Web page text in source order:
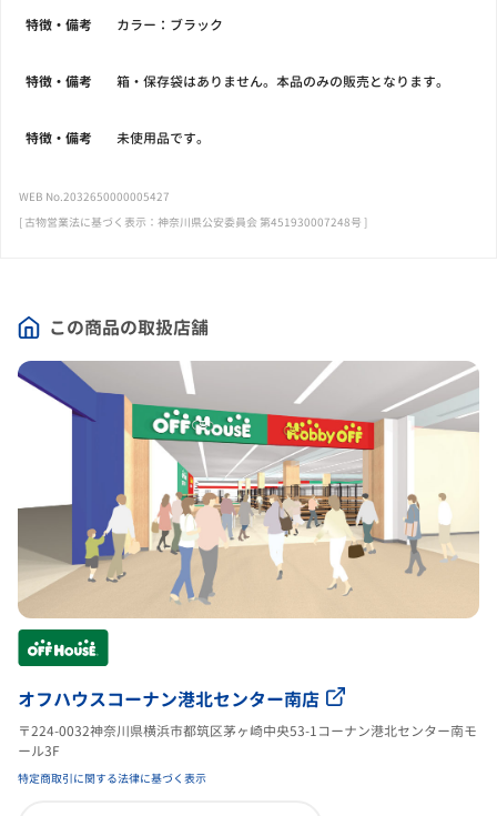
この商品の取扱店舗
オフハウスコーナン港北センター南店
〒224-0032神奈川県横浜市都筑区茅ヶ崎中央53-1コーナン港北センター南モ
ール3F
特定商取引に関する法律に基づく表示
特徴・備考 カラー：ブラック
特徴・備考 箱・保存袋はありません。本品のみの販売となります。
特徴・備考 未使用品です。
WEB No.2032650000005427
[ 古物営業法に基づく表示：神奈川県公安委員会 第451930007248号 ]